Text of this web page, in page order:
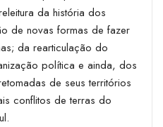
da história dos
de novas formas de fazer
da rearticulação do
política e ainda, dos
de seus territórios
conflitos de terras do